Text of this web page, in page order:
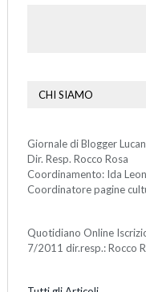
CHI SIAMO
Giornale di Blogger
Dir. Resp. Rocco Rosa
Coordinamento: Ida
Coordinatore pagine
Quotidiano Online
7/2011 dir.resp.: Rocco